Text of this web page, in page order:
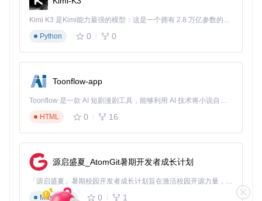
轮如何转动。"
特色亮点：开源社区如何破解技术难题
fpPS4的开发模式颠覆了传统认知——没有全职工程师，没有
企业赞助，全靠全球23个国家的开发者利用业余时间贡献代
码。关键突破来自一位19岁的波兰学生，他发现PS4的音频处
力眩晕》的音效卡顿问题减少了80%。
项目采用"插件式架构"，就像乐高积木套装：
输入模块支持从键盘到VR控制器的12种设备
图形模块可切换不同精度的着色器模拟
Kimi K3 是Kimi能力最强的模型：这是一个拥有 2.8 万亿参数的混合专家（MoE）模型，具备原生视觉理解能力，并支持 100 万 token 的上下文窗口。
Python
0 0
Toonflow-app
Toonflow 是一款 AI 短剧漫剧工具，能够利用 AI 技术将小说自动转化为剧本，并结合 AI 生成的图片和视频，实现高效的短剧创作。借助 Toonflow，可以轻松完成从文字到影像的全流程，让短剧制作变得更加智能与便捷。
HTML
0 16
源启盛夏_AtomGit暑期开发者成长计划
「源启盛夏」暑期校园开发者成长计划旨在激活校园开源力量，通过积分激励、认证扶持、资源倾斜等形式，引导高校组织和开发者完成「入驻 — 建项目 — 做贡献 — 获认证 — 得资源」的完整闭环。无论你是想带领社团入驻平台的组织者，还是希望用代码贡献证明自己的开发者，都能在这里找到属于你的成长路径。
Markdown
0 1